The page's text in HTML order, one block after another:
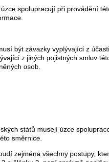
spolupracují při provádění
být závazky vyplývající z
z jiných pojistných smluv
osob.
států musejí úzce
směrnice.
zejména všechny postupy,